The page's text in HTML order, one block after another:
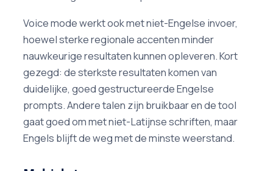
Voice mode werkt ook met niet-Engelse invoer,
hoewel sterke regionale accenten minder
nauwkeurige resultaten kunnen opleveren. Kort
gezegd: de sterkste resultaten komen van
duidelijke, goed gestructureerde Engelse
prompts. Andere talen zijn bruikbaar en de tool
gaat goed om met niet-Latijnse schriften, maar
Engels blijft de weg met de minste weerstand.